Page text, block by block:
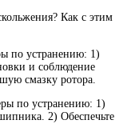
Как с этим
по устранению: 1)
и соблюдение
смазку ротора.
по устранению: 1)
2) Обеспечьте